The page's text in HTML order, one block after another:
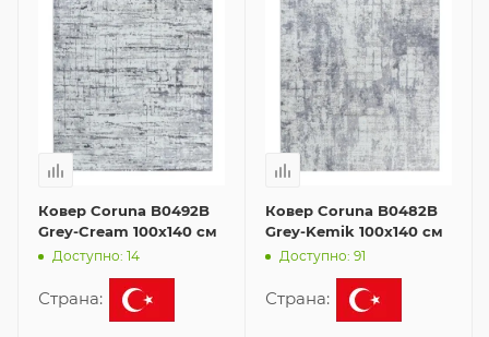
Ковер Coruna B0492B
Grey-Cream 100x140 см
Доступно: 14
Страна:
Ковер Coruna B0482B
Grey-Kemik 100x140 см
Доступно: 91
Страна: